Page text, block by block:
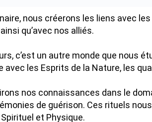
nous créerons les liens avec
qu’avec nos alliés.
c’est un autre monde que nous
avec les Esprits de la Nature, les
nos connaissances dans le
de guérison. Ces rituels
et Physique.